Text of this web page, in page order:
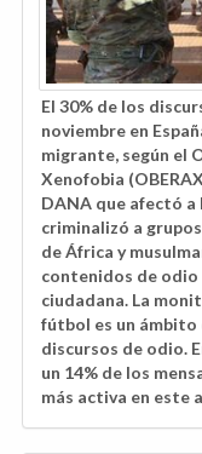
El 30% de los
noviembre en
migrante, según el
Xenofobia
DANA que afectó
criminalizó a
de África y
contenidos de odio
ciudadana. La
fútbol es un
discursos de odio.
un 14% de los
más activa en este